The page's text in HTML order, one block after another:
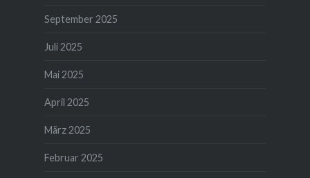
September 2025
Juli 2025
Mai 2025
April 2025
März 2025
Februar 2025